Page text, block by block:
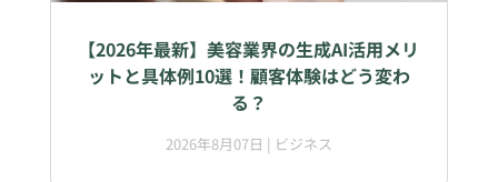
【2026年最新】美容業界の生成AI活用メリ
ットと具体例10選！顧客体験はどう変わ
る？
2026年8月07日 | ビジネス